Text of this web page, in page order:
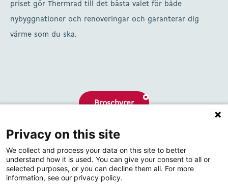
priset gör Thermrad till det bästa valet för både
nybyggnationer och renoveringar och garanterar dig
värme som du ska.
Broschyrer
Om oss
Kontakta
Privacy on this site
We collect and process your data on this site to better
understand how it is used. You can give your consent to all or
selected purposes, or you can decline them all. For more
information, see our privacy policy.